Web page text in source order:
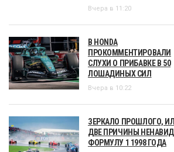
Вчера в 11:20
В HONDA
ПРОКОММЕНТИРОВАЛИ
СЛУХИ О ПРИБАВКЕ В 50
ЛОШАДИНЫХ СИЛ
Вчера в 10:22
ЗЕРКАЛО ПРОШЛОГО,
ДВЕ ПРИЧИНЫ
ФОРМУЛУ 1 1998 ГОДА